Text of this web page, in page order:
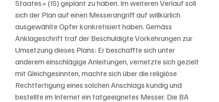
Staates» (IS) geplant zu haben. Im weiteren Verlauf soll
sich der Plan auf einen Messerangriff auf willkürlich
ausgewählte Opfer konkretisiert haben. Gemäss
Anklageschrift traf der Beschuldigte Vorkehrungen zur
Umsetzung dieses Plans: Er beschaffte sich unter
anderem einschlägige Anleitungen, vernetzte sich gezielt
mit Gleichgesinnten, machte sich über die religiöse
Rechtfertigung eines solchen Anschlags kundig und
bestellte im Internet ein tatgeeignetes Messer. Die BA